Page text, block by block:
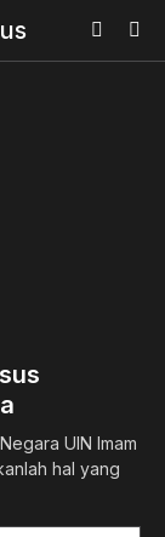
UIN Imam
hal yang